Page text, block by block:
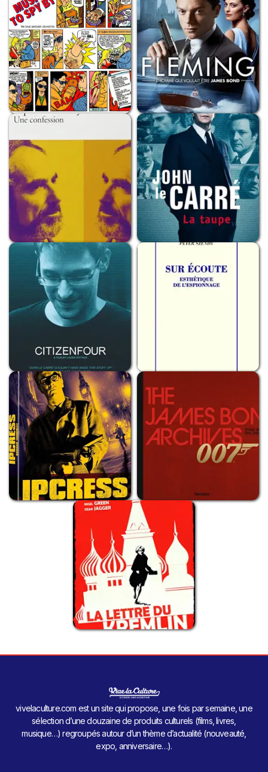
vivelaculture.com est un site qui propose, une fois par semaine, une
sélection d’une douzaine de produits culturels (films, livres,
musique…) regroupés autour d’un thème d’actualité (nouveauté,
expo, anniversaire…).